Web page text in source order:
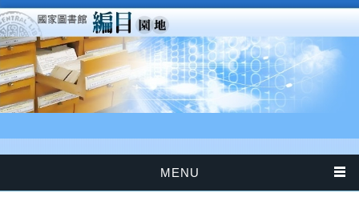
移至主內容
MENU